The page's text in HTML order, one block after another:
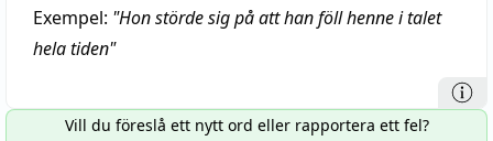
Exempel: "Hon störde sig på att han föll henne i talet
hela tiden"
Vill du föreslå ett nytt ord eller rapportera ett fel?